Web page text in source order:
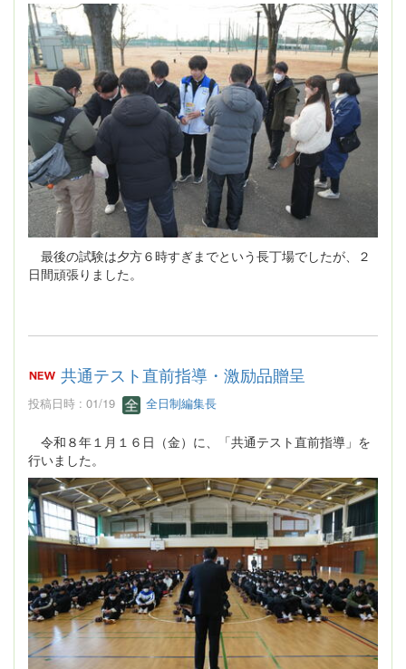
最後の試験は夕方６時すぎまでという長丁場でしたが、２
日間頑張りました。
共通テスト直前指導・激励品贈呈
投稿日時 : 01/19 全日制編集長
令和８年１月１６日（金）に、「共通テスト直前指導」を
行いました。